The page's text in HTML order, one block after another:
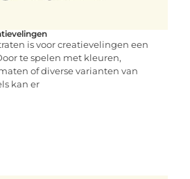
is voor creatievelingen een
te spelen met kleuren,
of diverse varianten van
kan er